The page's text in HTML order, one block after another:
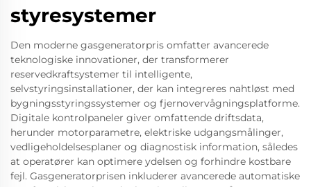
styresystemer
Den moderne gasgeneratorpris omfatter avancerede
teknologiske innovationer, der transformerer
reservedkraftsystemer til intelligente,
selvstyringsinstallationer, der kan integreres nahtløst med
bygningsstyringssystemer og fjernovervågningsplatforme.
Digitale kontrolpaneler giver omfattende driftsdata,
herunder motorparametre, elektriske udgangsmålinger,
vedligeholdelsesplaner og diagnostisk information, således
at operatører kan optimere ydelsen og forhindre kostbare
fejl. Gasgeneratorprisen inkluderer avancerede automatiske